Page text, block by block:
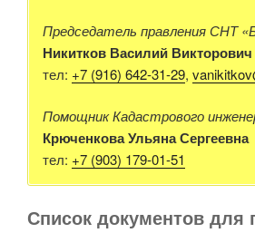
Председатель правления СНТ
Никитков Василий Викторович
тел: +7 (916) 642-31-29,
Помощник Кадастрового
Крюченкова Ульяна Сергеевна
тел: +7 (903) 179-01-51
Список документов для